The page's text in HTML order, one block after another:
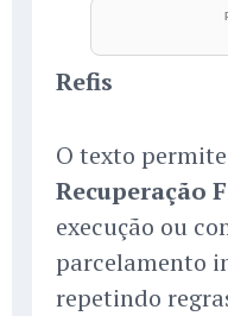
Refis
O texto
Recuperação
execução ou
parcelamento
repetindo